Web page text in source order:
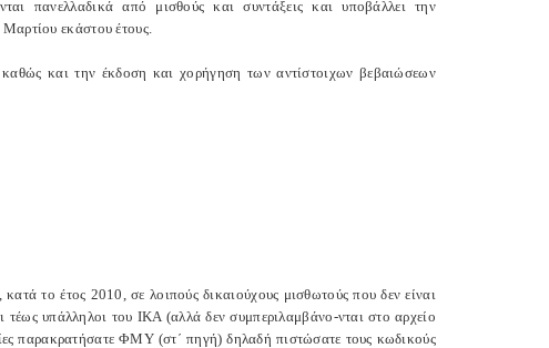
πανελλαδικά από μισθούς και συντάξεις και υποβάλλει την
εκάστου έτους.
και την έκδοση και χορήγηση των αντίστοιχων βεβαιώσεων
το έτος 2010, σε λοιπούς δικαιούχους μισθωτούς που δεν είναι
υπάλληλοι του ΙΚΑ (αλλά δεν συμπεριλαμβάνο-νται στο αρχείο
παρακρατήσατε ΦΜΥ (στ΄ πηγή) δηλαδή πιστώσατε τους κωδικούς